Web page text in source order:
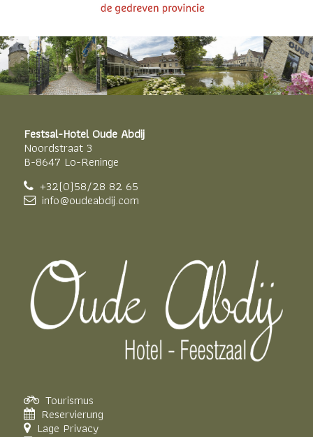
Festsal-Hotel Oude Abdij
Noordstraat 3
B-8647 Lo-Reninge
+32(0)58/28 82 65
info@oudeabdij.com
Tourismus
Reservierung
Lage Privacy